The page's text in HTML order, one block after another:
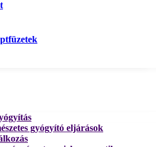
gyógyító eljárások